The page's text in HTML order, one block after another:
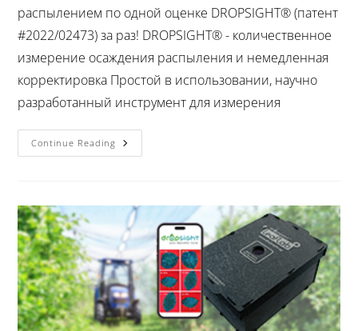
распылением по одной оценке DROPSIGHT® (патент
#2022/02473) за раз! DROPSIGHT® - количественное
измерение осаждения распыления и немедленная
корректировка Простой в использовании, научно
разработанный инструмент для измерения
Continue Reading